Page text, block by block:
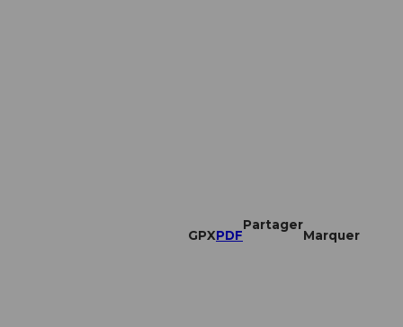
GPXPDF
Partager
Marquer